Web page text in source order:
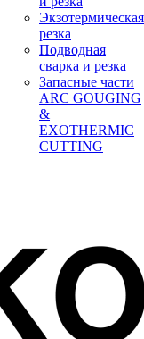
Экзотермическая
резка
Подводная
сварка и резка
Запасные части
ARC GOUGING
&
EXOTHERMIC
CUTTING